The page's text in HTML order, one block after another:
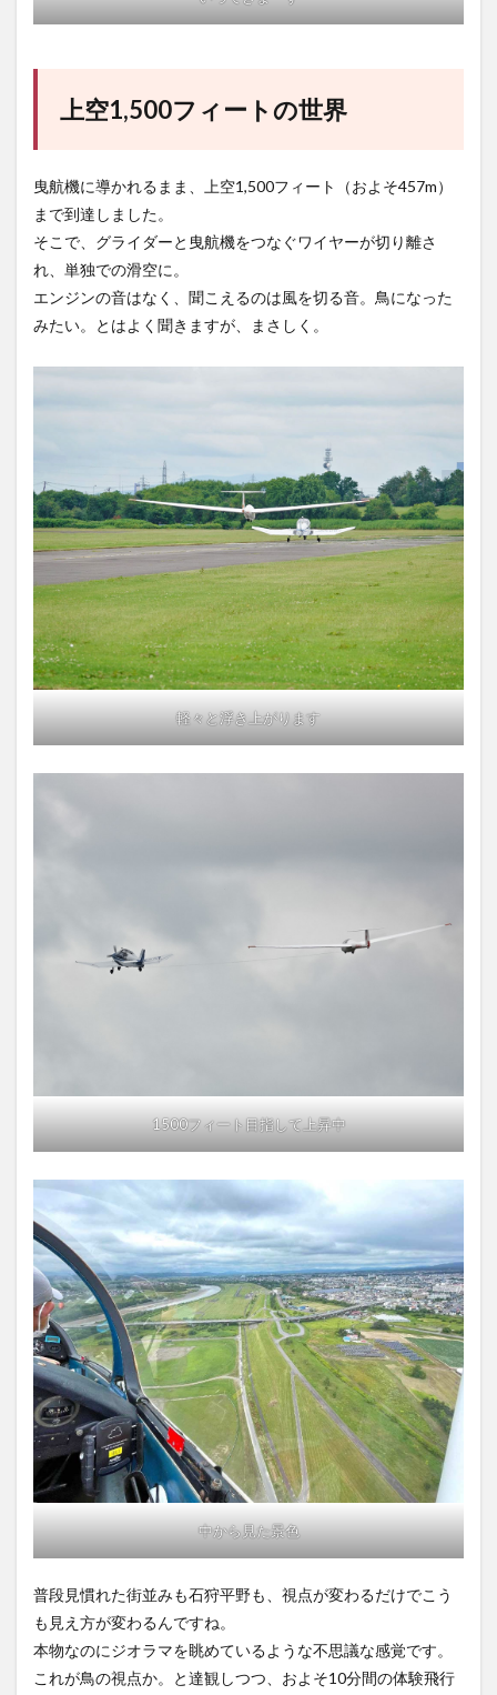
上空1,500フィートの世界
曳航機に導かれるまま、上空1,500フィート（およそ457m）
まで到達しました。
そこで、グライダーと曳航機をつなぐワイヤーが切り離さ
れ、単独での滑空に。
エンジンの音はなく、聞こえるのは風を切る音。鳥になった
みたい。とはよく聞きますが、まさしく。
軽々と浮き上がります
1500フィート目指して上昇中
中から見た景色
普段見慣れた街並みも石狩平野も、視点が変わるだけでこう
も見え方が変わるんですね。
本物なのにジオラマを眺めているような不思議な感覚です。
これが鳥の視点か。と達観しつつ、およそ10分間の体験飛行